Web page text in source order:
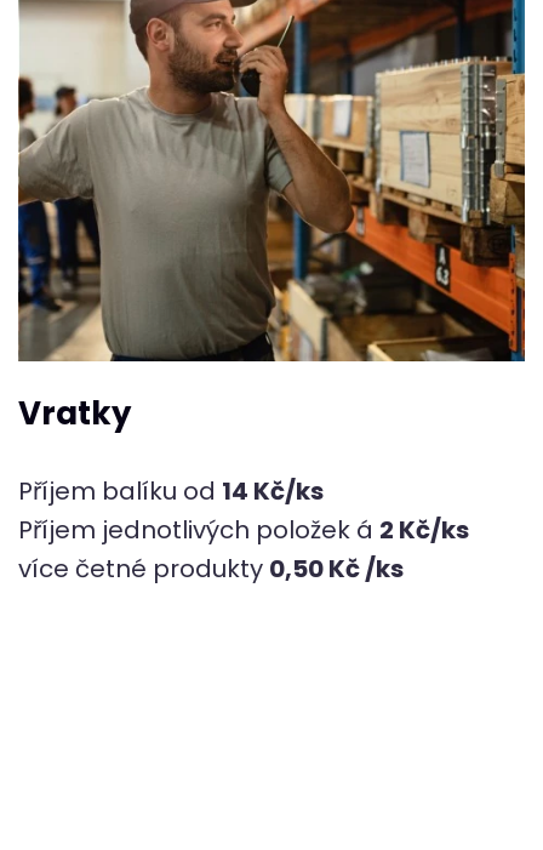
Vratky
Příjem balíku od 14 Kč/ks
Příjem jednotlivých položek á 2 Kč/ks
více četné produkty 0,50 Kč /ks